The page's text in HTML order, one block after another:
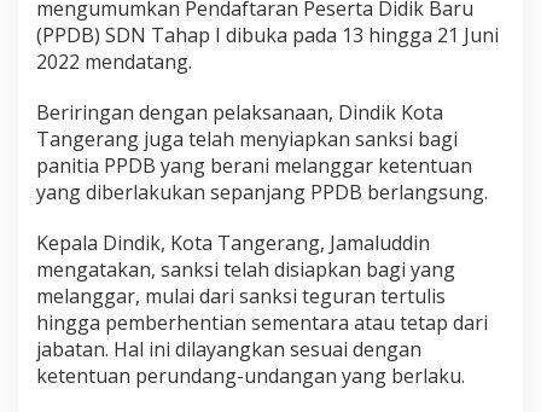
mengumumkan Pendaftaran Peserta Didik Baru
(PPDB) SDN Tahap I dibuka pada 13 hingga 21 Juni
2022 mendatang.
Beriringan dengan pelaksanaan, Dindik Kota
Tangerang juga telah menyiapkan sanksi bagi
panitia PPDB yang berani melanggar ketentuan
yang diberlakukan sepanjang PPDB berlangsung.
Kepala Dindik, Kota Tangerang, Jamaluddin
mengatakan, sanksi telah disiapkan bagi yang
melanggar, mulai dari sanksi teguran tertulis
hingga pemberhentian sementara atau tetap dari
jabatan. Hal ini dilayangkan sesuai dengan
ketentuan perundang-undangan yang berlaku.